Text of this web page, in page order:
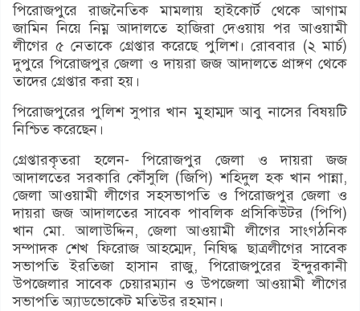
পিরোজপুরে রাজনৈতিক মামলায় হাইকোর্ট থেকে আগাম
জামিন নিয়ে নিম্ন আদালতে হাজিরা দেওয়ায় পর আওয়ামী
লীগের ৫ নেতাকে গ্রেপ্তার করেছে পুলিশ। রোববার (২ মার্চ)
দুপুরে পিরোজপুর জেলা ও দায়রা জজ আদালতে প্রাঙ্গণ থেকে
তাদের গ্রেপ্তার করা হয়।
পিরোজপুরের পুলিশ সুপার খান মুহাম্মদ আবু নাসের বিষয়টি
নিশ্চিত করেছেন।
গ্রেপ্তারকৃতরা হলেন- পিরোজপুর জেলা ও দায়রা জজ
আদালতের সরকারি কৌঁসুলি (জিপি) শহিদুল হক খান পান্না,
জেলা আওয়ামী লীগের সহসভাপতি ও পিরোজপুর জেলা ও
দায়রা জজ আদালতের সাবেক পাবলিক প্রসিকিউটর (পিপি)
খান মো. আলাউদ্দিন, জেলা আওয়ামী লীগের সাংগঠনিক
সম্পাদক শেখ ফিরোজ আহম্মেদ, নিষিদ্ধ ছাত্রলীগের সাবেক
সভাপতি ইরতিজা হাসান রাজু, পিরোজপুরের ইন্দুরকানী
উপজেলার সাবেক চেয়ারম্যান ও উপজেলা আওয়ামী লীগের
সভাপতি অ্যাডভোকেট মতিউর রহমান।